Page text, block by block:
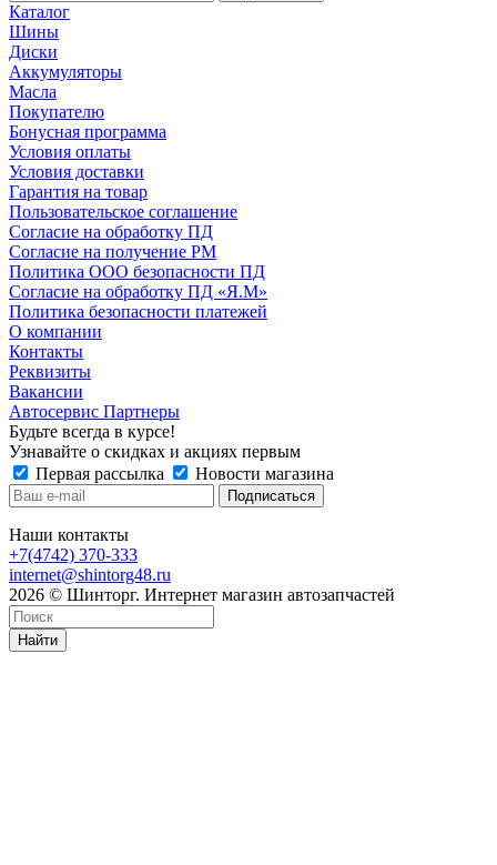
Каталог
Шины
Диски
Аккумуляторы
Масла
Покупателю
Бонусная программа
Условия оплаты
Условия доставки
Гарантия на товар
Пользовательское соглашение
Согласие на обработку ПД
Согласие на получение РМ
Политика ООО безопасности ПД
Согласие на обработку ПД «Я.М»
Политика безопасности платежей
О компании
Контакты
Реквизиты
Вакансии
Автосервис Партнеры
Будьте всегда в курсе!
Узнавайте о скидках и акциях первым
Первая рассылка
Новости магазина
Наши контакты
+7(4742) 370-333
internet@shintorg48.ru
2026 © Шинторг. Интернет магазин автозапчастей
Найти